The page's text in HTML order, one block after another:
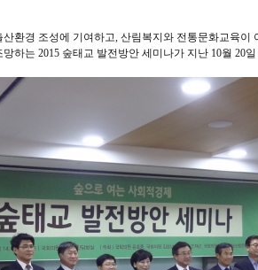
환경 조성에 기여하고, 산림복지와 전통문화교육이
하는 2015 숲태교 발전방안 세미나가 지난 10월 20